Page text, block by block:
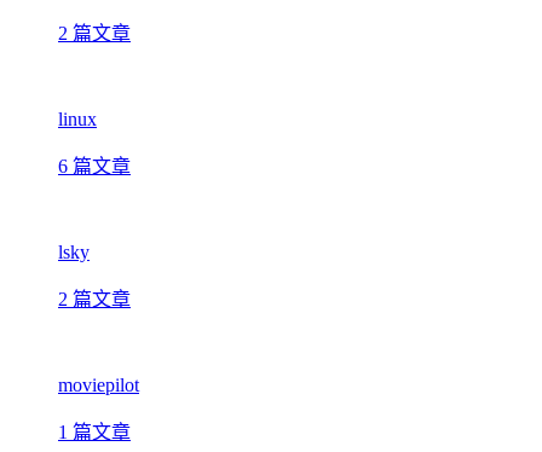
2 篇文章
linux
6 篇文章
lsky
2 篇文章
moviepilot
1 篇文章